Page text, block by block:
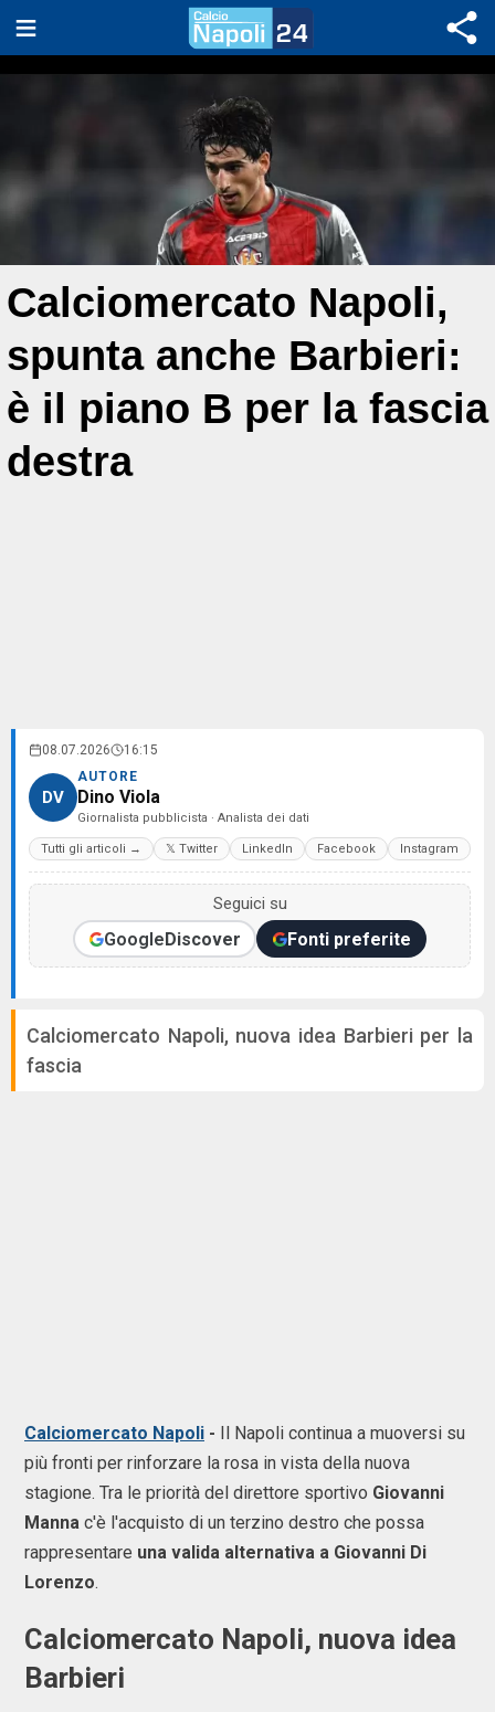
Calciomercato Napoli,
spunta anche Barbieri:
è il piano B per la fascia
destra
08.07.2026 16:15
DV
AUTORE
Dino Viola
Giornalista pubblicista · Analista dei dati
Tutti gli articoli → 𝕏 Twitter LinkedIn Facebook Instagram
Seguici su
GoogleDiscover Fonti preferite
Calciomercato Napoli, nuova idea Barbieri per la
fascia
Calciomercato Napoli - Il Napoli continua a muoversi su
più fronti per rinforzare la rosa in vista della nuova
stagione. Tra le priorità del direttore sportivo Giovanni
Manna c'è l'acquisto di un terzino destro che possa
rappresentare una valida alternativa a Giovanni Di
Lorenzo.
Calciomercato Napoli, nuova idea
Barbieri